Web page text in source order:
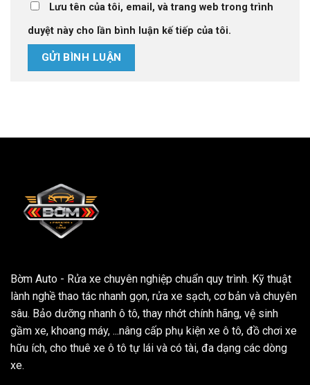
Lưu tên của tôi, email, và trang web trong trình
duyệt này cho lần bình luận kế tiếp của tôi.
Bờm Auto - Rửa xe chuyên nghiệp chuẩn quy trình. Kỹ thuật
lành nghề thao tác nhanh gọn, rửa xe sạch, cơ bản và chuyên
sâu. Bảo dưỡng nhanh ô tô, thay nhớt chính hãng, vệ sinh
gầm xe, khoang máy, ...nâng cấp phụ kiện xe ô tô, đồ chơi xe
hữu ích, cho thuê xe ô tô tự lái và có tài, đa dạng các dòng
xe.